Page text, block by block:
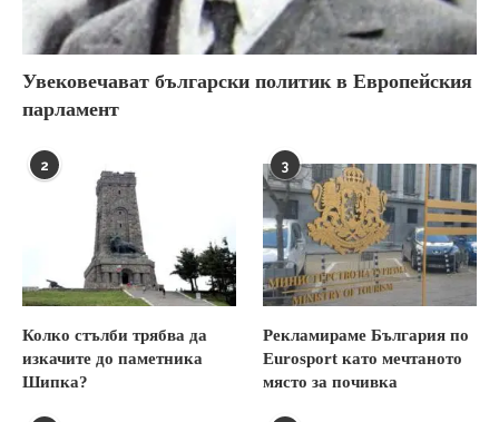
Увековечават български политик в Европейския
парламент
2
Колко стълби трябва да
изкачите до паметника
Шипка?
3
Рекламираме България по
Eurosport като мечтаното
място за почивка